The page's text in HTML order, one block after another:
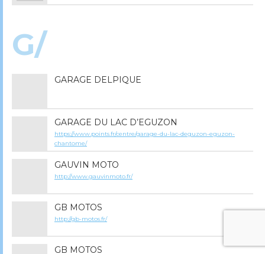
G/
GARAGE DELPIQUE
GARAGE DU LAC D’EGUZON
https://www.points.fr/centre/garage-du-lac-deguzon-eguzon-
chantome/
GAUVIN MOTO
http://www.gauvinmoto.fr/
GB MOTOS
http://gb-motos.fr/
GB MOTOS